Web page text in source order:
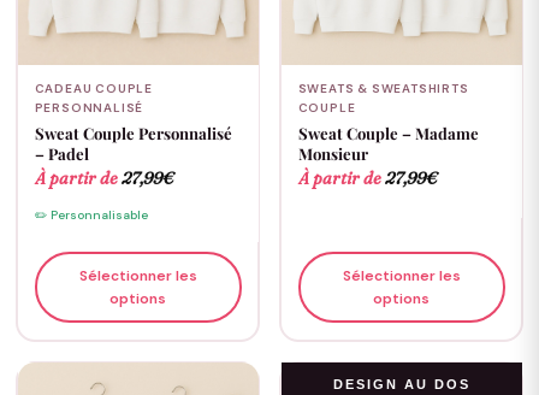
CADEAU COUPLE
PERSONNALISÉ
Sweat Couple Personnalisé
– Padel
À partir de27,99€
✏️ Personnalisable
Sélectionner les
options
SWEATS & SWEATSHIRTS
COUPLE
Sweat Couple – Madame
Monsieur
À partir de27,99€
Sélectionner les
options
DESIGN AU DOS